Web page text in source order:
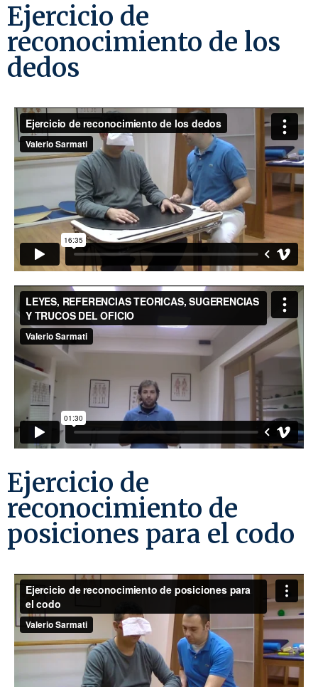
Ejercicio de
reconocimiento de los
dedos
Ejercicio de
reconocimiento de
posiciones para el codo